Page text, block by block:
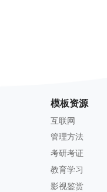
模板资源
互联网
管理方法
考研考证
教育学习
影视鉴赏